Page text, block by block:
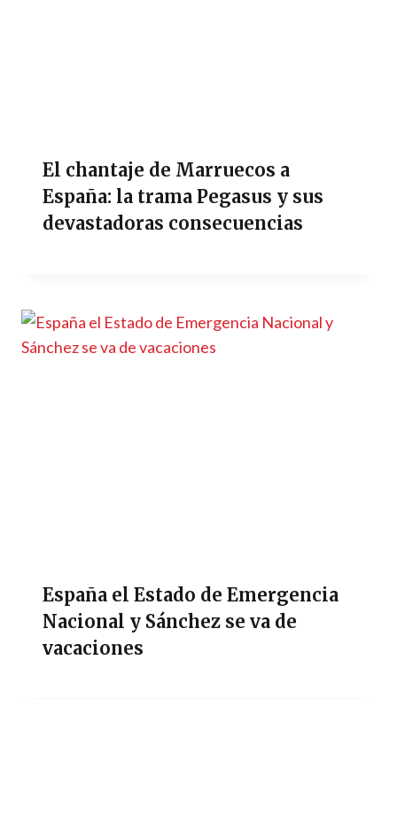
El chantaje de Marruecos a
España: la trama Pegasus y sus
devastadoras consecuencias
España el Estado de Emergencia
Nacional y Sánchez se va de
vacaciones